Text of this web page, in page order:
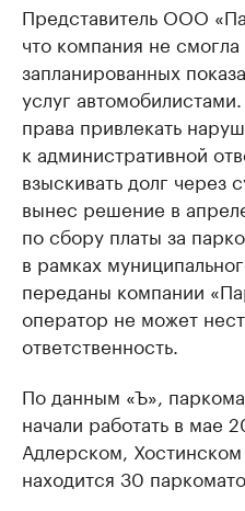
Представитель ООО
что компания не смогла
запланированных
услуг
права привлекать
к административной
взыскивать долг через
вынес решение в
по сбору платы за
в рамках
переданы компании
оператор не может
ответственность.
По данным «Ъ»,
начали работать в мае
Адлерском,
находится 30